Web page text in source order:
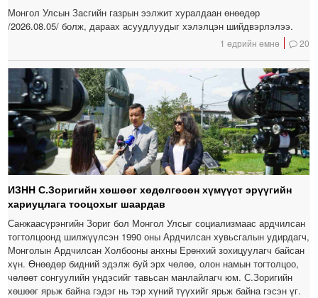
Монгол Улсын Засгийн газрын ээлжит хуралдаан өнөөдөр
/2026.08.05/ болж, дараах асуудлуудыг хэлэлцэн шийдвэрлэлээ.
1 өдрийн өмнө 20
ИЗНН С.Зоригийн хөшөөг хөдөлгөсөн хүмүүст эрүүгийн
хариуцлага тооцохыг шаардав
Санжаасүрэнгийн Зориг бол Монгол Улсыг социализмаас ардчилсан
тогтолцоонд шилжүүлсэн 1990 оны Ардчилсан хувьсгалын удирдагч,
Монголын Ардчилсан Холбооны анхны Ерөнхий зохицуулагч байсан
хүн. Өнөөдөр бидний эдэлж буй эрх чөлөө, олон намын тогтолцоо,
чөлөөт сонгуулийн үндэсийг тавьсан манлайлагч юм. С.Зоригийн
хөшөөг ярьж байна гэдэг нь тэр хүний түүхийг ярьж байна гэсэн үг.